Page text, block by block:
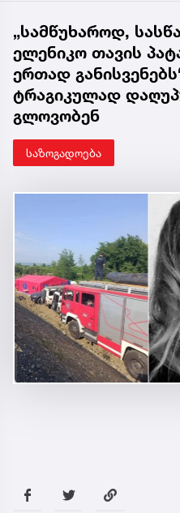
„სამწუხაროდ,
ელენიკო თავის
ერთად
ტრაგიკულად
გლოვობენ
საზოგადოება